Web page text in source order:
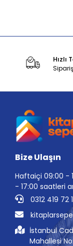
Hızlı
Bize Ulaşın
Haftaiçi 09:00 -
- 17:00 saatleri
0312 419 72
İstanbul
Mahallesi